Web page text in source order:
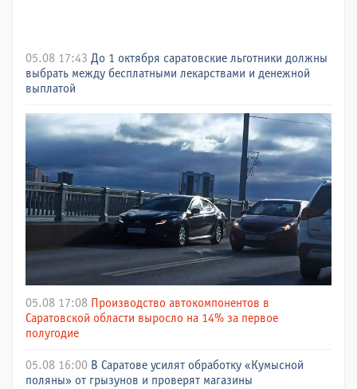
05.08 17:43 До 1 октября саратовские льготники должны
выбрать между бесплатными лекарствами и денежной
выплатой
05.08 17:08 Производство автокомпонентов в
Саратовской области выросло на 14% за первое
полугодие
05.08 16:00 В Саратове усилят обработку «Кумысной
поляны» от грызунов и проверят магазины